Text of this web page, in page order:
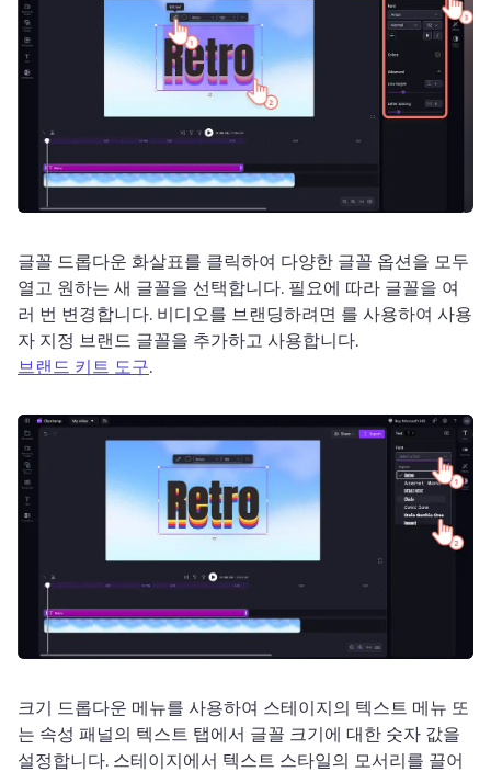
글꼴 드롭다운 화살표를 클릭하여 다양한 글꼴 옵션을 모두
열고 원하는 새 글꼴을 선택합니다. 필요에 따라 글꼴을 여
러 번 변경합니다. 비디오를 브랜딩하려면 를 사용하여 사용
자 지정 브랜드 글꼴을 추가하고 사용합니다.
브랜드 키트 도구.
크기 드롭다운 메뉴를 사용하여 스테이지의 텍스트 메뉴 또
는 속성 패널의 텍스트 탭에서 글꼴 크기에 대한 숫자 값을
설정합니다. 스테이지에서 텍스트 스타일의 모서리를 끌어